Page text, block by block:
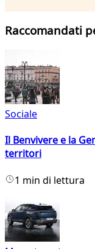
Raccomandati
Sociale
Il Benvivere e la
territori
1 min di lettura